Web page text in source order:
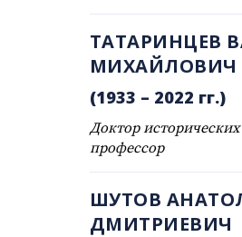
ТАТАРИНЦЕВ
МИХАЙЛОВИЧ
(1933 – 2022 гг.)
Доктор
профессор
ШУТОВ
ДМИТРИЕВИЧ